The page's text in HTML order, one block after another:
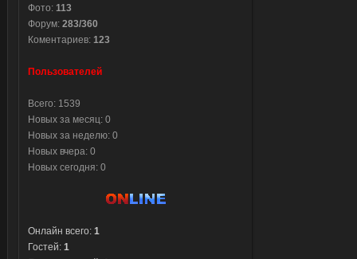
Фото: 113
Форум: 283/360
Коментариев: 123
Пользователей
Всего: 1539
Новых за месяц: 0
Новых за неделю: 0
Новых вчера: 0
Новых сегодня: 0
Онлайн всего: 1
Гостей: 1